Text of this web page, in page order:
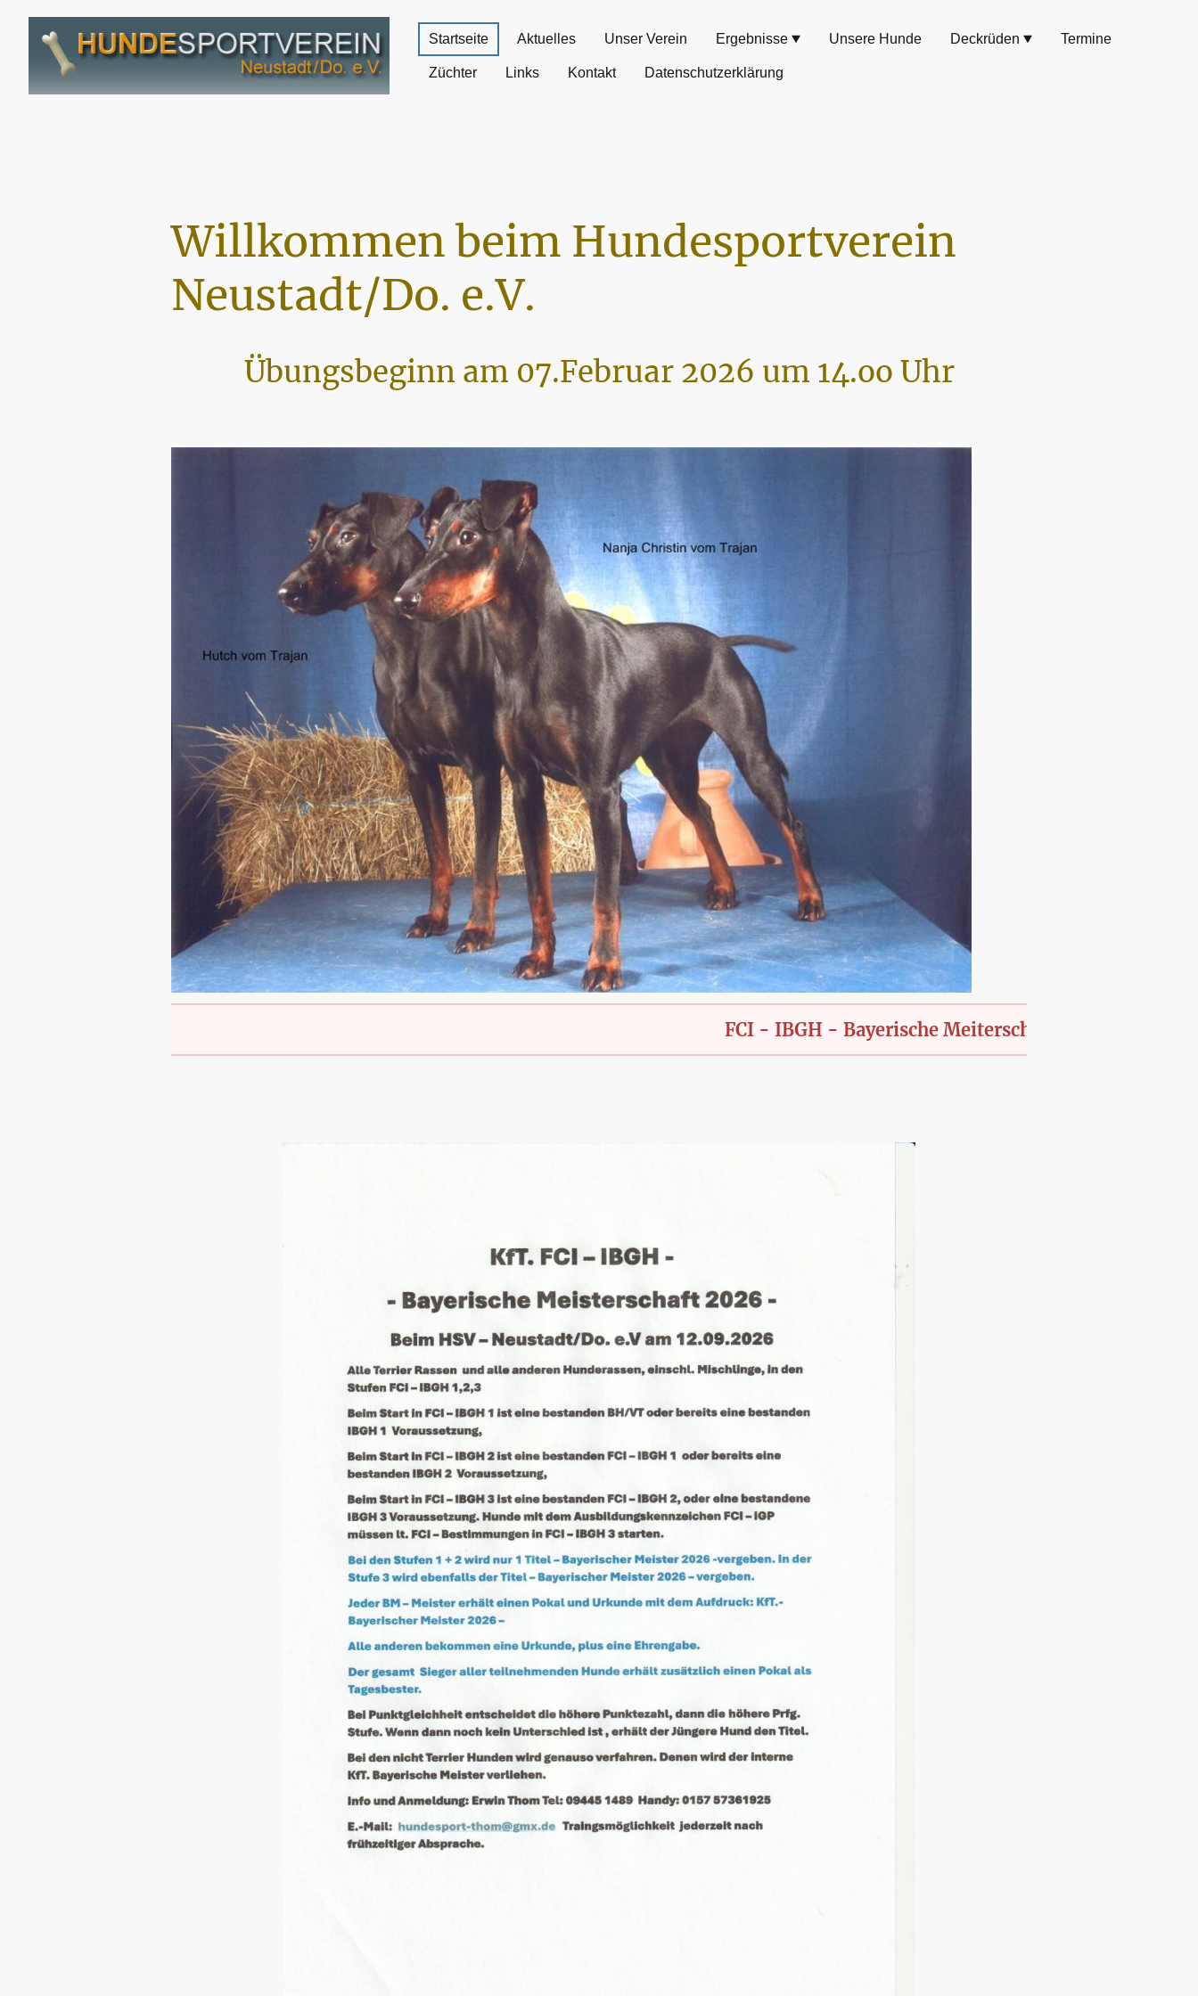
Startseite Aktuelles Unser Verein Ergebnisse Unsere Hunde Deckrüden Termine
Züchter Links Kontakt Datenschutzerklärung
Willkommen beim Hundesportverein
Neustadt/Do. e.V.
Übungsbeginn am 07.Februar 2026 um 14.oo Uhr
FCI - IBGH - Bayerische Meiterschaft des KfT., offen für